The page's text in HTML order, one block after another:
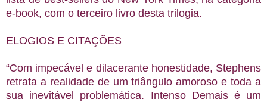
e-book, com o terceiro livro desta trilogia.
ELOGIOS E CITAÇÕES
“Com impecável e dilacerante honestidade, Stephens
retrata a realidade de um triângulo amoroso e toda a
sua inevitável problemática. Intenso Demais é um